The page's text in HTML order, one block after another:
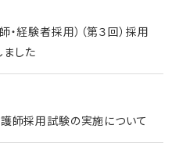
経験者採用）（第３回）採用
した
師採用試験の実施について